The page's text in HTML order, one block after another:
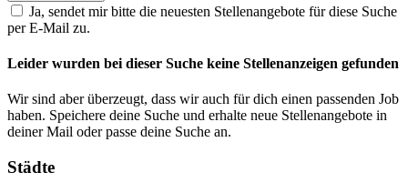
Ja, sendet mir bitte die neuesten Stellenangebote für diese Suche
per E-Mail zu.
Leider wurden bei dieser Suche keine Stellenanzeigen gefunden
Wir sind aber überzeugt, dass wir auch für dich einen passenden Job
haben. Speichere deine Suche und erhalte neue Stellenangebote in
deiner Mail oder passe deine Suche an.
Städte